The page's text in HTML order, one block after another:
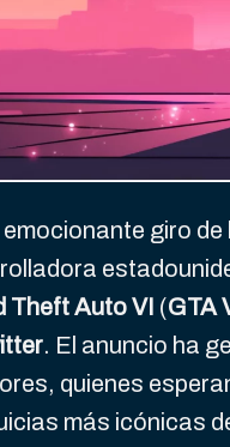
emocionante giro
Theft Auto VI (GTA
. El anuncio ha
quienes
más icónicas